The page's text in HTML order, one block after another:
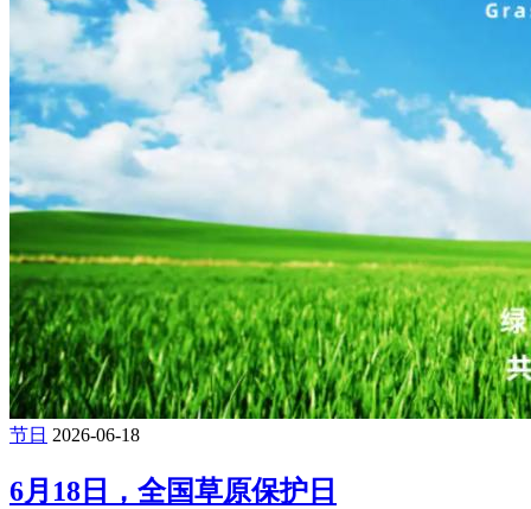
节日 2026-06-18
6月18日，全国草原保护日